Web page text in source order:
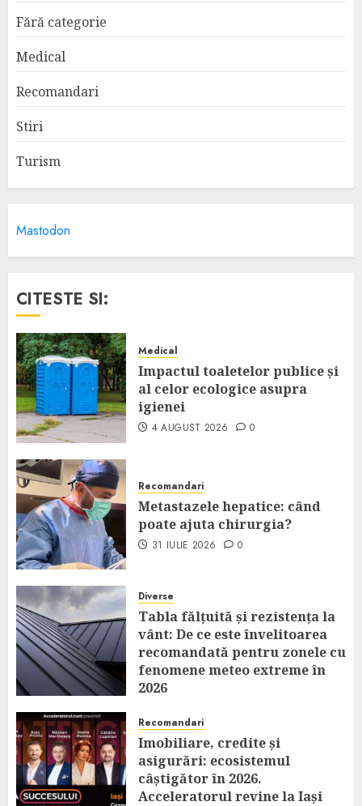
Fără categorie
Medical
Recomandari
Stiri
Turism
Mastodon
CITESTE SI:
Medical
Impactul toaletelor publice și
al celor ecologice asupra
igienei
4 AUGUST 2026 0
Recomandari
Metastazele hepatice: când
poate ajuta chirurgia?
31 IULIE 2026 0
Diverse
Tabla fălțuită și rezistența la
vânt: De ce este învelitoarea
recomandată pentru zonele cu
fenomene meteo extreme în
2026
Recomandari
Imobiliare, credite și
asigurări: ecosistemul
câștigător în 2026.
Acceleratorul revine la Iași